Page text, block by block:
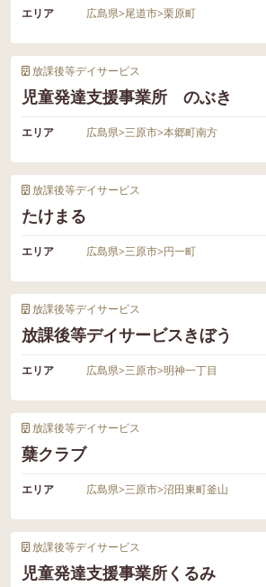
エリア 広島県>尾道市>栗原町
放課後等デイサービス
児童発達支援事業所 のぶき
エリア 広島県>三原市>本郷町南方
放課後等デイサービス
たけまる
エリア 広島県>三原市>円一町
放課後等デイサービス
放課後等デイサービスきぼう
エリア 広島県>三原市>明神一丁目
放課後等デイサービス
蘖クラブ
エリア 広島県>三原市>沼田東町釜山
放課後等デイサービス
児童発達支援事業所くるみ